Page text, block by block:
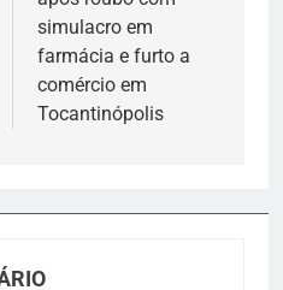
simulacro em
farmácia e furto a
comércio em
Tocantinópolis